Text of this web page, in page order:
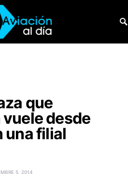
que
desde
una filial
5, 2014